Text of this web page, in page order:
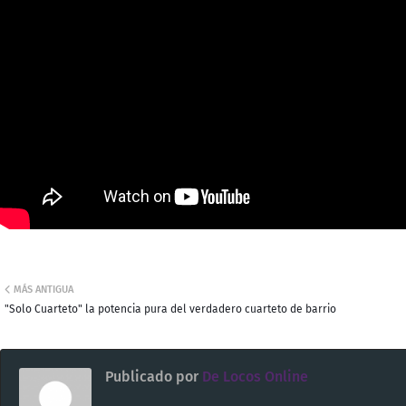
MÁS ANTIGUA
"Solo Cuarteto" la potencia pura del verdadero cuarteto de barrio
Publicado por De Locos Online